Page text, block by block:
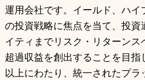
運用会社です。イールド、ハ
の投資戦略に焦点を当て、投資
イティまでリスク・リターン
超過収益を創出することを目
以上にわたり、統一されたプ